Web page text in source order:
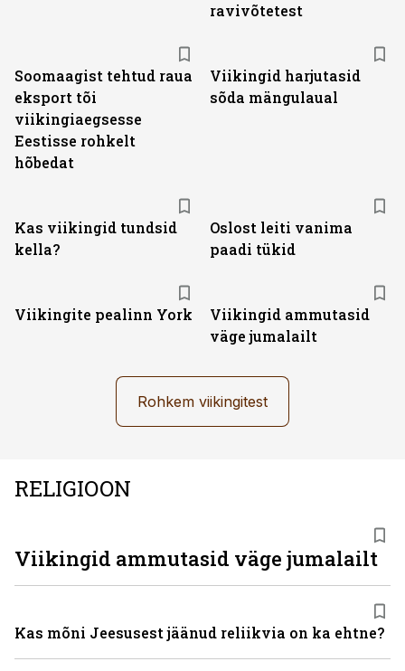
ravivõtetest
Soomaagist tehtud raua
eksport tõi
viikingiaegsesse
Eestisse rohkelt
hõbedat
Viikingid harjutasid
sõda mängulaual
Kas viikingid tundsid
kella?
Oslost leiti vanima
paadi tükid
Viikingite pealinn York
Viikingid ammutasid
väge jumalailt
Rohkem viikingitest
RELIGIOON
Viikingid ammutasid väge jumalailt
Kas mõni Jeesusest jäänud reliikvia on ka ehtne?